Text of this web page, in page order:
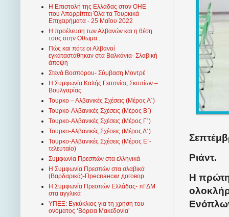
Ριάντ.
Η πρώτη
Η Επιστολή της Ελλάδας στον ΟΗΕ
που Απορρίπτει Όλα τα Τουρκικά
Επιχειρήματα - 25 Μαΐου 2022
Η προέλευση των Αλβανών και η θέση
τους στην Οθωμα...
Πώς και πότε οι Αλβανοί
εγκαταστάθηκαν στα Βαλκάνια- Σλαβική
άποψη
Στενά Βοσπόρου- Σύμβαση Μοντρέ
Η Συμφωνία Καλής Γειτονίας Σκοπίων –
Βουλγαρίας
Τουρκο – Αλβανικές Σχέσεις (Mέρος Α΄)
Τουρκο-Αλβανικές Σχέσεις (Μέρος Β΄)
Τουρκο-Αλβανικές Σχέσεις (Μέρος Γ΄)
Τουρκο-Αλβανικές Σχέσεις (Μέρος Δ΄)
Τουρκο-Αλβανικές Σχέσεις (Μέρος Ε΄-
τελευταίο)
Συμφωνία Πρεσπών στα ελληνικά
Η Συμφωνία Πρεσπών στα σλαβικά
(Βαρδαρικά)-Преспански договор
Η Συμφωνία Πρεσπών Ελλάδας- πΓΔΜ
στα αγγλικά
ΥΠΕΞ: Εγκύκλιος για τη χρήση του
ονόματος ‘Βόρεια Μακεδονία’